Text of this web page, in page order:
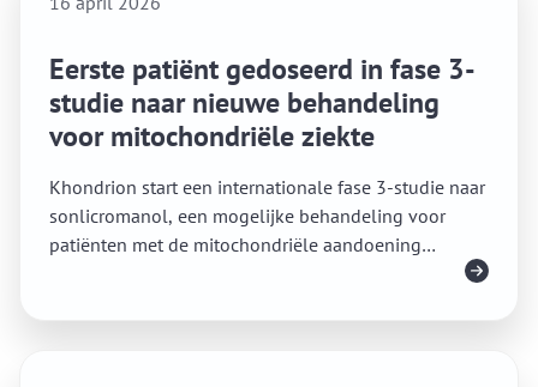
Eerste patiënt gedoseerd in fase 3-
studie naar nieuwe behandeling
voor mitochondriële ziekte
Khondrion start een internationale fase 3-studie naar
sonlicromanol, een mogelijke behandeling voor
patiënten met de mitochondriële aandoening